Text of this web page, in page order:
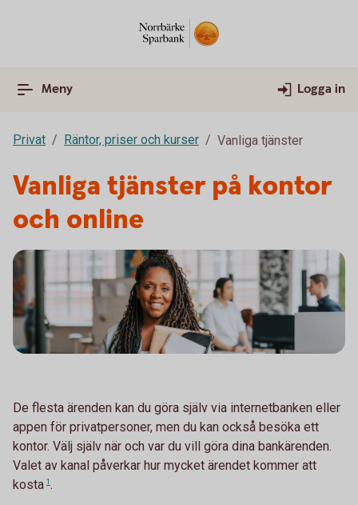
Meny Logga in
Privat Räntor, priser och kurser Vanliga tjänster
Vanliga tjänster på kontor
och online
De flesta ärenden kan du göra själv via internetbanken eller
appen för privatpersoner, men du kan också besöka ett
kontor. Välj själv när och var du vill göra dina bankärenden.
Valet av kanal påverkar hur mycket ärendet kommer att
kosta 1.